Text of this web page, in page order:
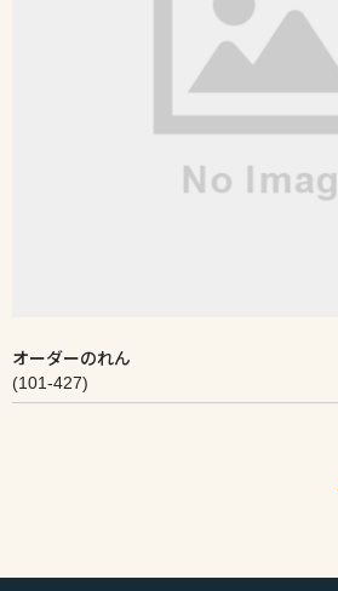
オーダーのれん
(101-427)